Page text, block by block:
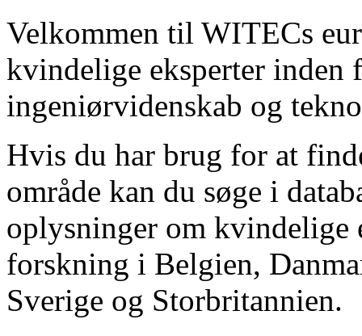
Velkommen til WITECs
kvindelige eksperter inden
ingeniørvidenskab og
Hvis du har brug for at
område kan du søge i
oplysninger om kvindelige
forskning i Belgien,
Sverige og Storbritannien.